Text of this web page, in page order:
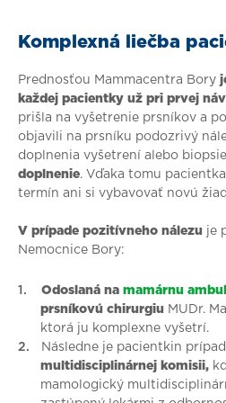
Komplexná liečba
Prednosťou Mammacentra Bory
každej pacientky už pri prvej
prišla na vyšetrenie prsníkov a
objavili na prsníku podozrivý
doplnenia vyšetrení alebo
doplnenie. Vďaka tomu
termín ani si vybavovať novú
V prípade pozitívneho nálezu je
Nemocnice Bory:
Odoslaná na mamárnu
prsníkovú chirurgiu MUDr.
ktorá ju komplexne vyšetrí.
Následne je pacientkin prípad
multidisciplinárnej komisii,
mamologický